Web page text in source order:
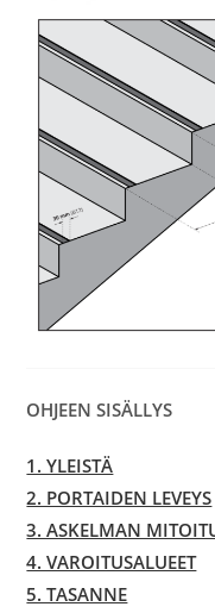
OHJEEN SISÄLLYS
1. YLEISTÄ
2. PORTAIDEN LEVEYS
3. ASKELMAN
4. VAROITUSALUEET
5. TASANNE